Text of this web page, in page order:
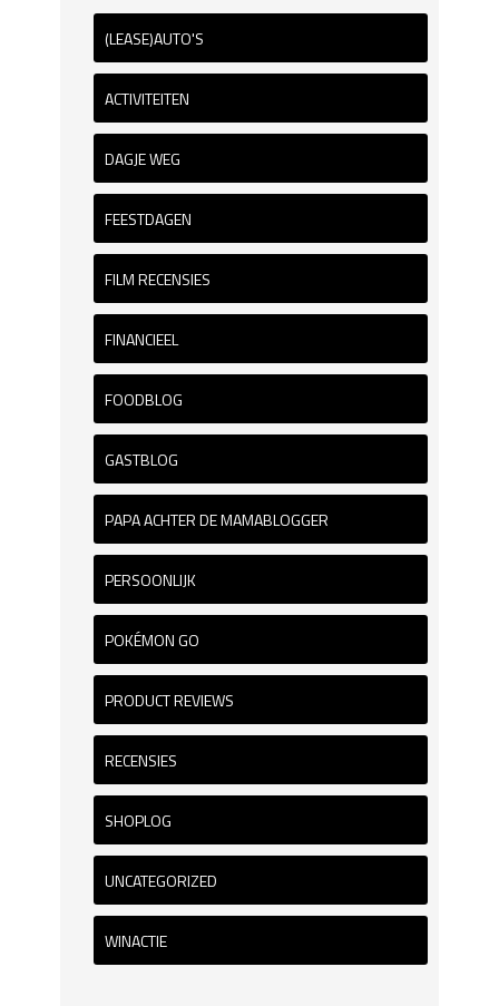
(LEASE)AUTO'S
ACTIVITEITEN
DAGJE WEG
FEESTDAGEN
FILM RECENSIES
FINANCIEEL
FOODBLOG
GASTBLOG
PAPA ACHTER DE MAMABLOGGER
PERSOONLIJK
POKÉMON GO
PRODUCT REVIEWS
RECENSIES
SHOPLOG
UNCATEGORIZED
WINACTIE